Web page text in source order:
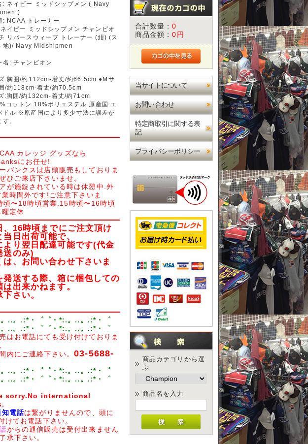
: ネイビー ミッドシップメン ( Navy
)
: NCAA トレーナー
イビー ミッドシップメン チャンピオ
リバースウィーブ トレーナー (紺) (ス
地)/ Navy Midshipmen
名: チャンピオン
:胸囲/約112cm-着丈/約66.5cm ●Mサ
/約118cm-着丈/約70.5cm
:胸囲/約132cm-着丈/約71cm
コットン 18%ポリエステル 原産国:エ
ドル ※原産国により多少寸法に誤差が
。
カレッジ グッズなら
にお任せ!
バンクスは店頭販売もしておりま
ひご来店下さいませ。
が施錠されている時は休憩中.外
時間外です!ご注意下さいま
頃〜18時頃営業.15時頃〜16時頃
定休
、16時頃までにご注文頂け
当日出荷可能で、
より翌日配達可能です(代金
送のみ)
は、お問い合わせ下さいま
発送する際、箱に梱包しての
は出来かねます。
下さい。
。..。.:*・゜゜・*:.。..。.:*・゜
。..。.:*・゜゜・*:.。..。.:*・゜
はお電話にても受け付けておりま
内にご連絡下さい。03-5688-
。..。.:*・゜゜・*:.。..。.:*・゜
。..。.:*・゜゜・*:.。..。.:*・゜
sorry.No international
知電話は繋がりませんので、頭に
けてお電話下さい。
からの通信販売は受付出来ません
承下さい。
合計数量：0
商品金額：0円
当サイトについて
お問い合わせ
特定商取引に関する表
記
プライバシーポリシー
商品カテゴリから選
ぶ
商品名を入力